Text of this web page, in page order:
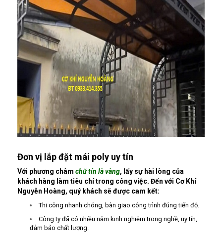
Đơn vị lắp đặt mái poly uy tín
Với phương châm chữ tín là vàng, lấy sự hài lòng của
khách hàng làm tiêu chí trong công việc. Đến với Cơ Khí
Nguyễn Hoàng, quý khách sẽ được cam kết:
Thi công nhanh chóng, bàn giao công trình đúng tiến độ.
Công ty đã có nhiều năm kinh nghiệm trong nghề, uy tín,
đảm bảo chất lượng.